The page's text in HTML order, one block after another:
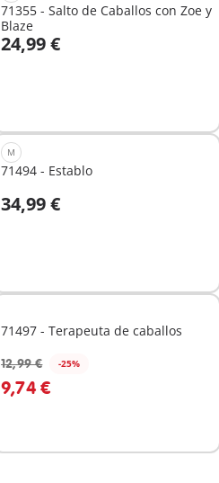
71355 - Salto de Caballos con Zoe y
Blaze
24,99 €
A la cesta
M
71494 - Establo
34,99 €
71497 - Terapeuta de caballos
12,99 € -25%
9,74 €